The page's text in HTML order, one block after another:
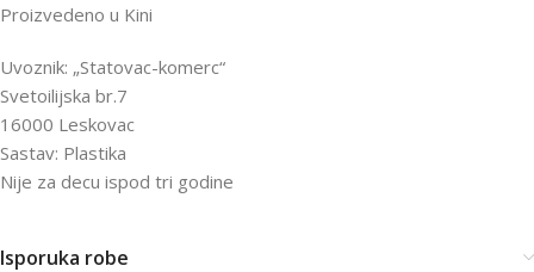
Proizvedeno u Kini
Uvoznik: „Statovac-komerc“
Svetoilijska br.7
16000 Leskovac
Sastav: Plastika
Nije za decu ispod tri godine
Isporuka robe